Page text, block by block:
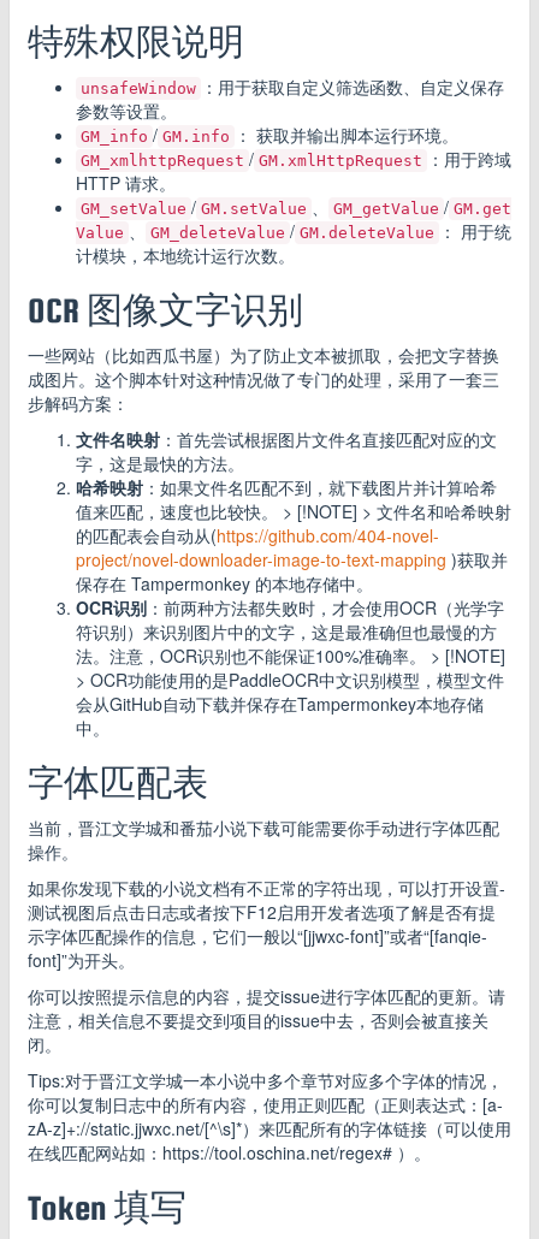
特殊权限说明
unsafeWindow
：用于获取自定义筛选函数、自定义保存
参数等设置。
GM_info / GM.info ： 获取并输出脚本运行环境。
GM_xmlhttpRequest / GM.xmlHttpRequest
：用于跨域
HTTP 请求。
GM_setValue / GM.setValue 、 GM_getValue / GM.get
Value 、 GM_deleteValue / GM.deleteValue
： 用于统
计模块，本地统计运行次数。
OCR 图像文字识别
一些网站（比如西瓜书屋）为了防止文本被抓取，会把文字替换
成图片。这个脚本针对这种情况做了专门的处理，采用了一套三
步解码方案：
文件名映射 ：首先尝试根据图片文件名直接匹配对应的文
字，这是最快的方法。
哈希映射 ：如果文件名匹配不到，就下载图片并计算哈希
值来匹配，速度也比较快。 > [!NOTE] > 文件名和哈希映射
的匹配表会自动从(https://github.com/404-novel-
project/novel-downloader-image-to-text-mapping )获取并
保存在 Tampermonkey 的本地存储中。
OCR识别 ：前两种方法都失败时，才会使用OCR（光学字
符识别）来识别图片中的文字，这是最准确但也最慢的方
法。注意，OCR识别也不能保证100%准确率。 > [!NOTE]
> OCR功能使用的是PaddleOCR中文识别模型，模型文件
会从GitHub自动下载并保存在Tampermonkey本地存储
中。
字体匹配表
当前，晋江文学城和番茄小说下载可能需要你手动进行字体匹配
操作。
如果你发现下载的小说文档有不正常的字符出现，可以打开设置-
测试视图后点击日志或者按下F12启用开发者选项了解是否有提
示字体匹配操作的信息，它们一般以“[jjwxc-font]”或者“[fanqie-
font]”为开头。
你可以按照提示信息的内容，提交issue进行字体匹配的更新。请
注意，相关信息不要提交到项目的issue中去，否则会被直接关
闭。
Tips:对于晋江文学城一本小说中多个章节对应多个字体的情况，
你可以复制日志中的所有内容，使用正则匹配（正则表达式：[a-
zA-z]+://static.jjwxc.net/[^\s]*）来匹配所有的字体链接（可以使用
在线匹配网站如：https://tool.oschina.net/regex# ）。
Token 填写